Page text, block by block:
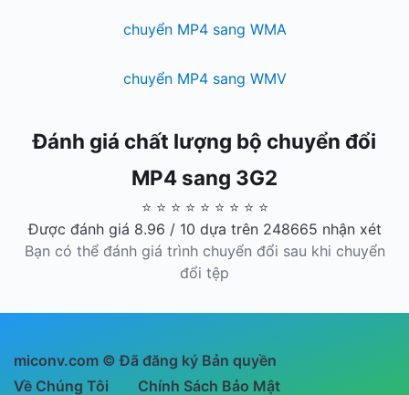
chuyển MP4 sang WMA
chuyển MP4 sang WMV
Đánh giá chất lượng bộ chuyển đổi
MP4 sang 3G2
⭐ ⭐ ⭐ ⭐ ⭐ ⭐ ⭐ ⭐ ⭐
Được đánh giá 8.96 / 10 dựa trên 248665 nhận xét
Bạn có thể đánh giá trình chuyển đổi sau khi chuyển
đổi tệp
miconv.com © Đã đăng ký Bản quyền
Về Chúng Tôi
Chính Sách Bảo Mật